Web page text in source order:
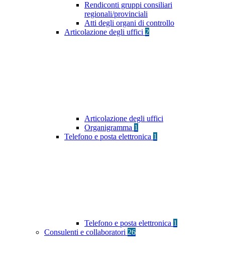
Rendiconti gruppi consiliari
regionali/provinciali
Atti degli organi di controllo
Articolazione degli uffici 2
Articolazione degli uffici
Organigramma 1
Telefono e posta elettronica 1
Telefono e posta elettronica 1
Consulenti e collaboratori 26